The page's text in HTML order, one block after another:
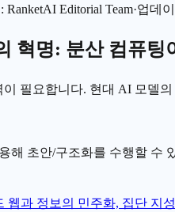
: RanketAI Editorial Team·업데
혁명: 분산 컴퓨
필요합니다. 현대 AI 모델
해 초안/구조화를 수행할 수
웹과 정보의 민주화, 집단 지